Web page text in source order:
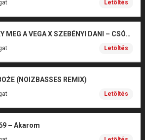
Letöltés
KOWALSKY MEG A VEGA X SZEBÉNYI DANI – CSÓNAK
Letöltés
(NOIZBASSES REMIX)
Letöltés
– Akarom